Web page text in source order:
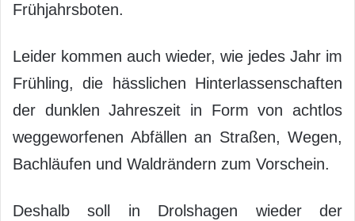
Frühjahrsboten.
Leider kommen auch wieder, wie jedes Jahr im
Frühling, die hässlichen Hinterlassenschaften
der dunklen Jahreszeit in Form von achtlos
weggeworfenen Abfällen an Straßen, Wegen,
Bachläufen und Waldrändern zum Vorschein.
Deshalb soll in Drolshagen wieder der